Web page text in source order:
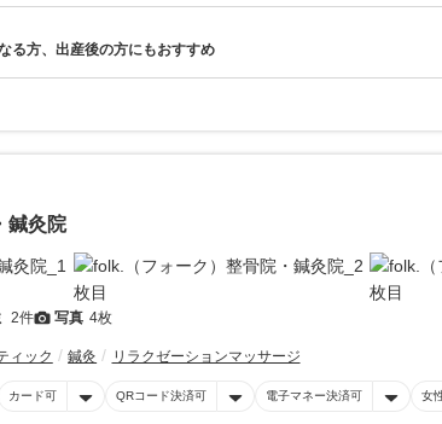
る方、出産後の方にもおすすめ
鍼灸院
2件 写真 4枚
ィック 鍼灸 リラクゼーションマッサージ
カード可 QRコード決済可 電子マネー決済可 女